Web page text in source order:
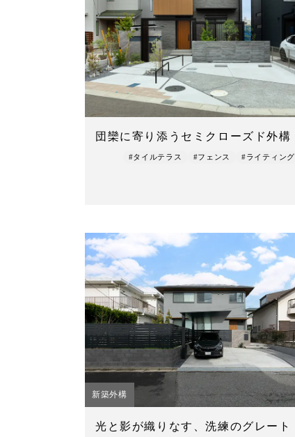
団欒に寄り添うセミクローズド外構
#タイルテラス #フェンス #ライティング
新築外構
光と影が織りなす、洗練のグレート